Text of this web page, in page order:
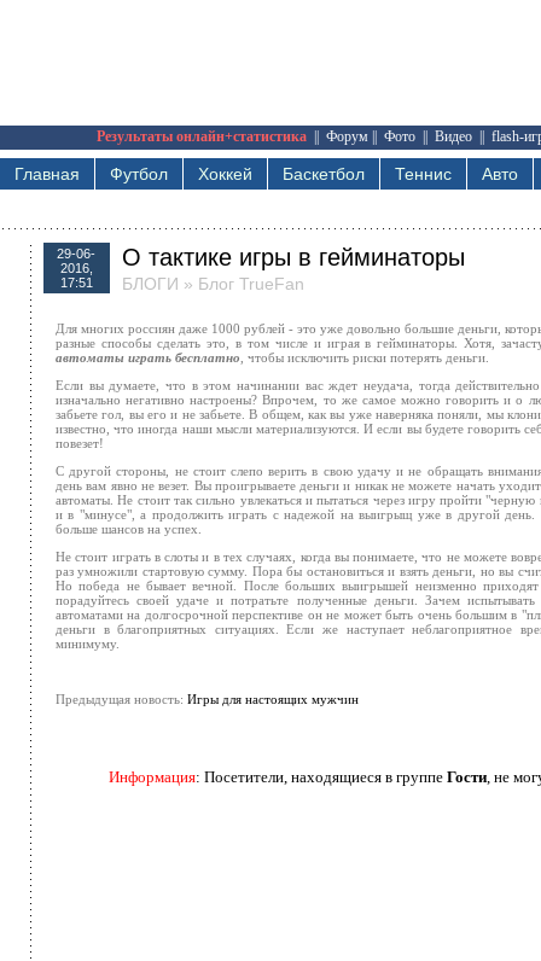
Результаты онлайн+статистика Форум Фото Видео flash-
Главная Футбол Хоккей Баскетбол Теннис Авто
29-06-
2016,
17:51
О тактике игры в гейминаторы
БЛОГИ » Блог TrueFan
Для многих россиян даже 1000 рублей - это уже довольно большие деньги,
разные способы сделать это, в том числе и играя в гейминаторы. Хотя,
автоматы играть бесплатно , чтобы исключить риски потерять деньги.
Если вы думаете, что в этом начинании вас ждет неудача, тогда
изначально негативно настроены? Впрочем, то же самое можно говорить и о
забьете гол, вы его и не забьете. В общем, как вы уже наверняка поняли, мы
известно, что иногда наши мысли материализуются. И если вы будете говорить
повезет!
С другой стороны, не стоит слепо верить в свою удачу и не обращать
день вам явно не везет. Вы проигрываете деньги и никак не можете начать
автоматы. Не стоит так сильно увлекаться и пытаться через игру пройти
и в "минусе", а продолжить играть с надежой на выигрыщ уже в другой день.
больше шансов на успех.
Не стоит играть в слоты и в тех случаях, когда вы понимаете, что не можете
раз умножили стартовую сумму. Пора бы остановиться и взять деньги, но вы
Но победа не бывает вечной. После больших выигрышей неизменно
порадуйтесь своей удаче и потратьте полученные деньги. Зачем
автоматами на долгосрочной перспективе он не может быть очень большим в
деньги в благоприятных ситуациях. Если же наступает неблагоприятное
минимуму.
Предыдущая новость: Игры для настоящих мужчин
Информация: Посетители, находящиеся в группе Гости, не